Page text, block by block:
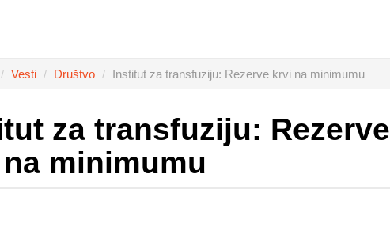
Vesti Društvo Institut za transfuziju: Rezerve krvi na minimumu
za transfuziju: Rezerve
minimumu